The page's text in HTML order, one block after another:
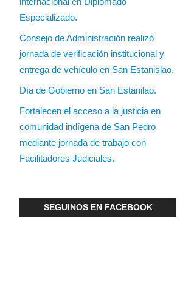
Especializado.
Consejo de Administración realizó
jornada de verificación institucional y
entrega de vehículo en San Estanislao.
Día de Gobierno en San Estanilao.
Fortalecen el acceso a la justicia en
comunidad indígena de San Pedro
mediante jornada de trabajo con
Facilitadores Judiciales.
SEGUINOS EN FACEBOOK